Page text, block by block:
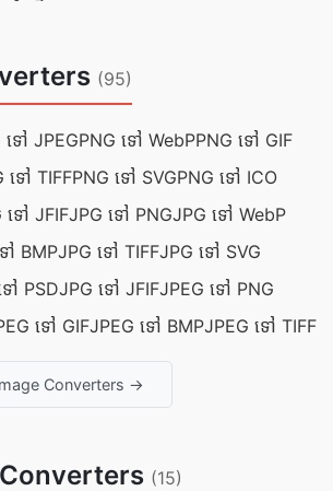
(95)
ទៅ JPEGPNG ទៅ WebPPNG ទៅ GIF
ទៅ TIFFPNG ទៅ SVGPNG ទៅ ICO
ទៅ JFIFJPG ទៅ PNGJPG ទៅ WebP
BMPJPG ទៅ TIFFJPG ទៅ SVG
ៅ PSDJPG ទៅ JFIFJPEG ទៅ PNG
ទៅ GIFJPEG ទៅ BMPJPEG ទៅ TIFF
Converters →
(15)